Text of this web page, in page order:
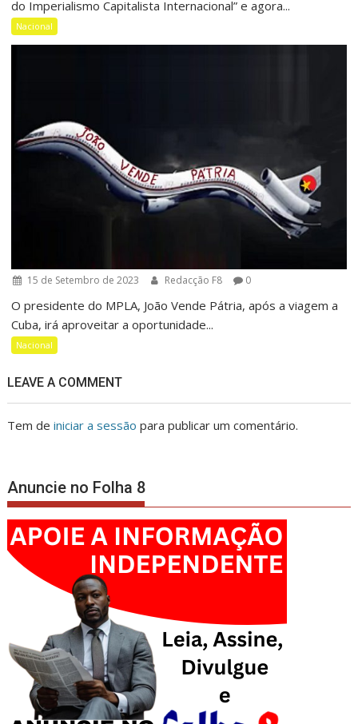
do Imperialismo Capitalista Internacional” e agora...
Nacional
15 de Setembro de 2023 Redacção F8 0
O presidente do MPLA, João Vende Pátria, após a viagem a
Cuba, irá aproveitar a oportunidade...
Nacional
LEAVE A COMMENT
Tem deiniciar a sessão para publicar um comentário.
Anuncie no Folha 8